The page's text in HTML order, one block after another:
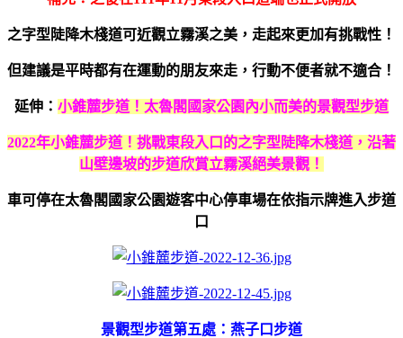
之字型陡降木棧道可近觀立霧溪之美，走起來更加有挑戰性！
但建議是平時都有在運動的朋友來走，行動不便者就不適合！
延伸： 小錐麓步道！太魯閣國家公園內小而美的景觀型步道
2022年小錐麓步道！挑戰東段入口的之字型陡降木棧道，沿著
山壁邊坡的步道欣賞立霧溪絕美景觀！
車可停在太魯閣國家公園遊客中心停車場在依指示牌進入步道
口
景觀型步道第五處：燕子口步道